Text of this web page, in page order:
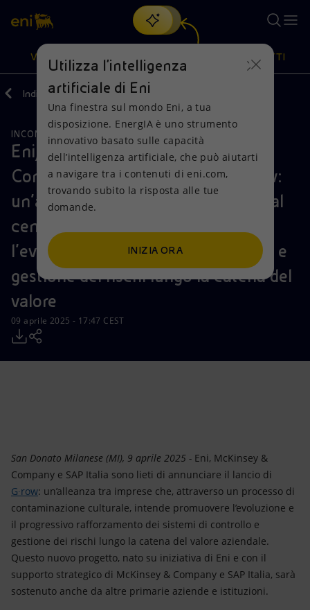
Cerca
scopri EnergIA, la nostra nuova soluzione di intelligenza
artificiale.
VISIONE
Visione
Mission e valori
Persone e Partnership
Net Zero
Modello satellitare
Innovazione
Azioni
Diversificazione energetica
Tecnologie per la transizione
Collaborazioni per l'innovazione
Attività nel mondo
PRODOTTI
Prodotti
Casa
Imprese
Mobilità
Indietro Media Comunicati Stampa
INCONTRI E ACCORDI
Eni, con il supporto di McKinsey &
Company e SAP Italia, lancia G∙row:
un’alleanza tra imprese che mette al
centro la Governance per guidare
l’evoluzione dei sistemi di controllo e
gestione dei rischi lungo la catena del
valore
09 aprile 2025 - 17:47 CEST
San Donato Milanese (MI), 9 aprile 2025 - Eni, McKinsey &
Company e SAP Italia sono lieti di annunciare il lancio di
G∙row: un’alleanza tra imprese che, attraverso un processo di
contaminazione culturale, intende promuovere l’evoluzione e
il progressivo rafforzamento dei sistemi di controllo e
gestione dei rischi lungo la catena del valore aziendale.
Questo nuovo progetto, nato su iniziativa di Eni e con il
supporto strategico di McKinsey & Company e SAP Italia, sarà
sostenuto anche da altre primarie aziende e istituzioni.
Utilizza l'intelligenza
artificiale di Eni
Una finestra sul mondo Eni, a tua
disposizione. EnergIA è uno strumento
innovativo basato sulle capacità
dell’intelligenza artificiale, che può aiutarti
a navigare tra i contenuti di eni.com,
trovando subito la risposta alle tue
domande.
INIZIA ORA